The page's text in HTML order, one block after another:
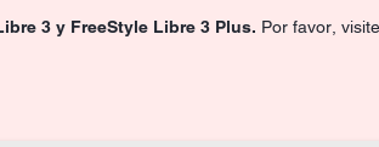
3 y FreeStyle Libre 3 Plus. Por favor, visite